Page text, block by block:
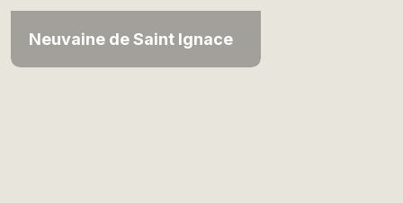
Neuvaine de Saint Ignace